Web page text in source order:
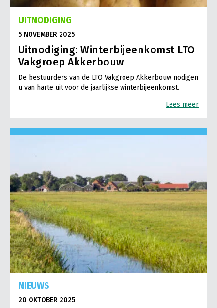
UITNODIGING
5 NOVEMBER 2025
Uitnodiging: Winterbijeenkomst LTO
Vakgroep Akkerbouw
De bestuurders van de LTO Vakgroep Akkerbouw nodigen
u van harte uit voor de jaarlijkse winterbijeenkomst.
Lees meer
NIEUWS
20 OKTOBER 2025